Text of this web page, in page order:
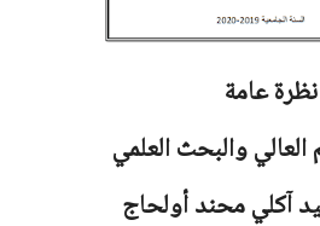
نظرة عامة
العالي والبحث العلمي
آكلي محند أولحاج